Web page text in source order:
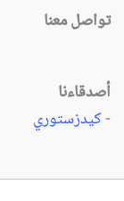
تواصل معنا
أصدقاءنا
-كيدزستوري